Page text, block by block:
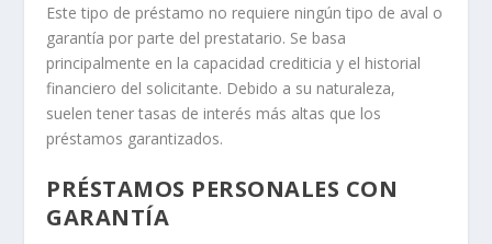
Este tipo de préstamo no requiere ningún tipo de aval o
garantía por parte del prestatario. Se basa
principalmente en la capacidad crediticia y el historial
financiero del solicitante. Debido a su naturaleza,
suelen tener tasas de interés más altas que los
préstamos garantizados.
PRÉSTAMOS PERSONALES CON
GARANTÍA